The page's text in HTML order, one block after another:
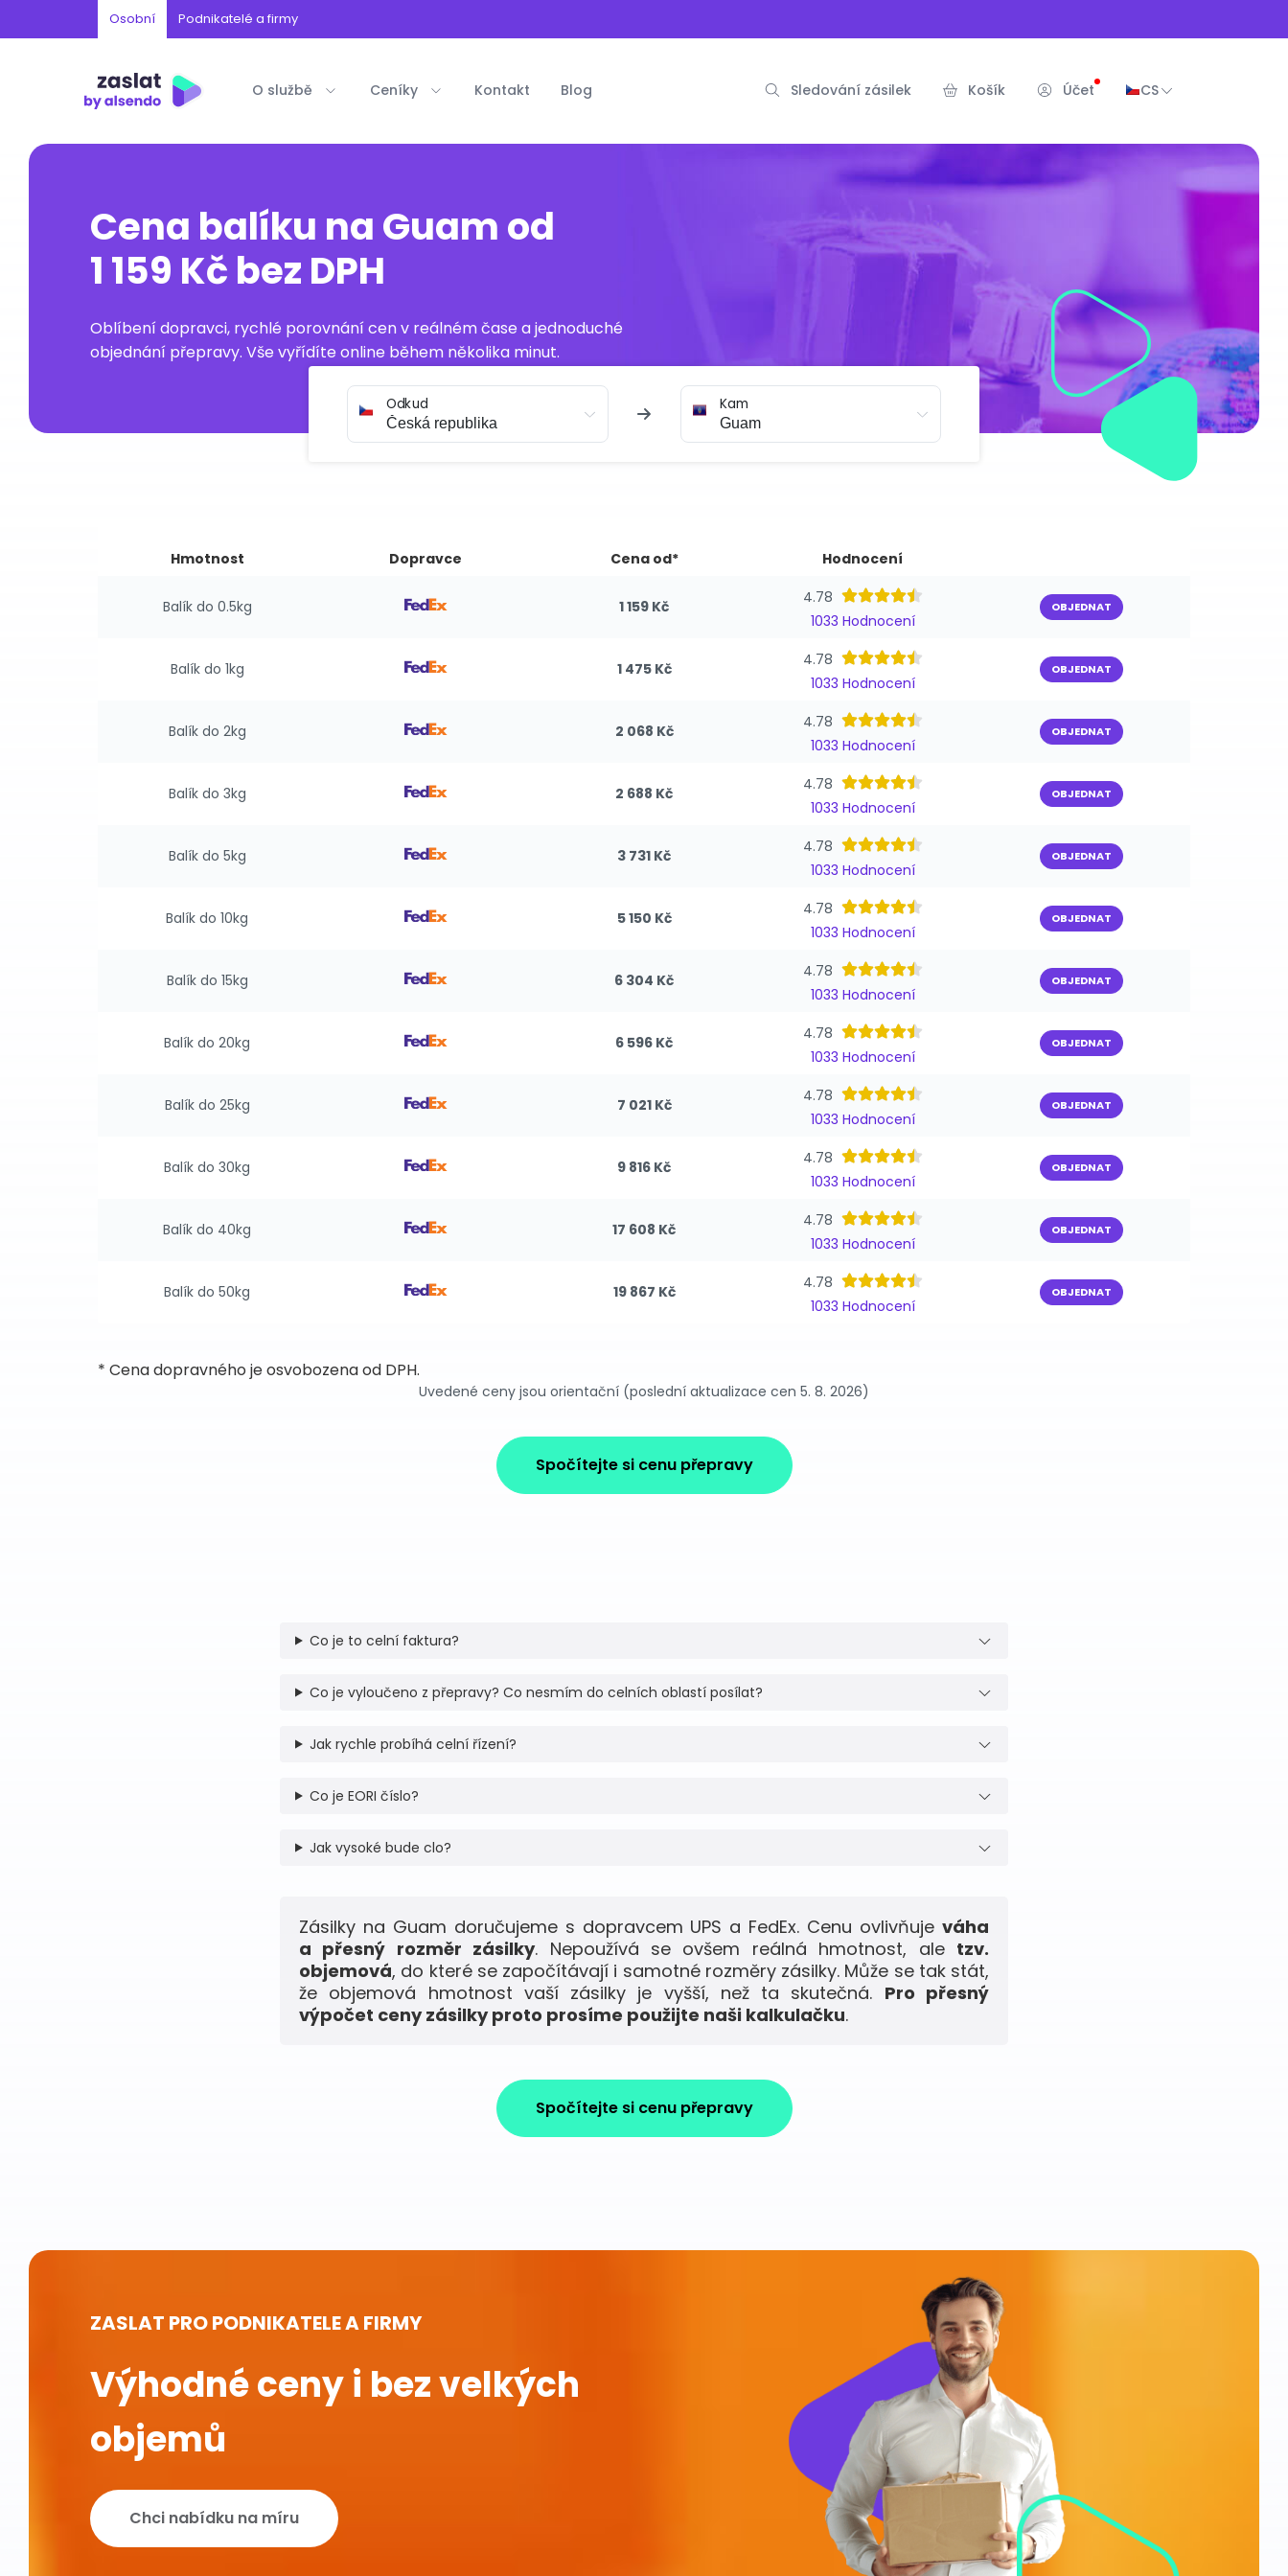
Osobní Podnikatelé a firmy
O službě Ceníky Kontakt Blog Sledování zásilek Košík Účet CS
Cena balíku na Guam od
1 159 Kč bez DPH
Oblíbení dopravci, rychlé porovnání cen v reálném čase a jednoduché
objednání přepravy. Vše vyřídíte online během několika minut.
Odkud Kam
Hmotnost Dopravce Cena od* Hodnocení
Balík do 0.5kg 1 159 Kč
4.78
1033 Hodnocení
OBJEDNAT
Balík do 1kg 1 475 Kč
4.78
1033 Hodnocení
OBJEDNAT
Balík do 2kg 2 068 Kč
4.78
1033 Hodnocení
OBJEDNAT
Balík do 3kg 2 688 Kč
4.78
1033 Hodnocení
OBJEDNAT
Balík do 5kg 3 731 Kč
4.78
1033 Hodnocení
OBJEDNAT
Balík do 10kg 5 150 Kč
4.78
1033 Hodnocení
OBJEDNAT
Balík do 15kg 6 304 Kč
4.78
1033 Hodnocení
OBJEDNAT
Balík do 20kg 6 596 Kč
4.78
1033 Hodnocení
OBJEDNAT
Balík do 25kg 7 021 Kč
4.78
1033 Hodnocení
OBJEDNAT
Balík do 30kg 9 816 Kč
4.78
1033 Hodnocení
OBJEDNAT
Balík do 40kg 17 608 Kč
4.78
1033 Hodnocení
OBJEDNAT
Balík do 50kg 19 867 Kč
4.78
1033 Hodnocení
OBJEDNAT
* Cena dopravného je osvobozena od DPH.
Uvedené ceny jsou orientační (poslední aktualizace cen 5. 8. 2026)
Spočítejte si cenu přepravy
Co je to celní faktura?
Co je vyloučeno z přepravy? Co nesmím do celních oblastí posílat?
Jak rychle probíhá celní řízení?
Co je EORI číslo?
Jak vysoké bude clo?
Zásilky na Guam doručujeme s dopravcem UPS a FedEx. Cenu ovlivňuje váha
a přesný rozměr zásilky. Nepoužívá se ovšem reálná hmotnost, ale tzv.
objemová, do které se započítávají i samotné rozměry zásilky. Může se tak stát,
že objemová hmotnost vaší zásilky je vyšší, než ta skutečná. Pro přesný
výpočet ceny zásilky proto prosíme použijte naši kalkulačku.
Spočítejte si cenu přepravy
ZASLAT PRO PODNIKATELE A FIRMY
Výhodné ceny i bez velkých
objemů
Chci nabídku na míru